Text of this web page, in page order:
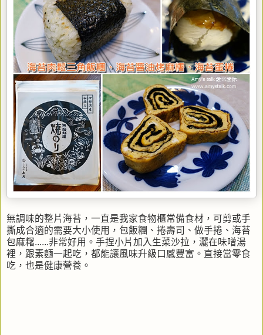
無調味的整片海苔，一直是我家食物櫃常備食材，可剪或手
撕成合適的需要大小使用，包飯糰、捲壽司、做手捲、海苔
包麻糬......非常好用。手捏小片加入生菜沙拉，灑在味噌湯
裡，跟素麵一起吃，都能讓風味升級口感豐富。直接當零食
吃，也是健康營養。